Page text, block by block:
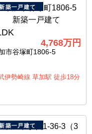
築一戸建て
4,768万円
市谷塚町1806-5
伊勢崎線 草加駅 徒歩18分
築一戸建て